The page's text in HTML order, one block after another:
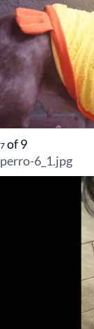
7 of9
perro-6_1.jpg